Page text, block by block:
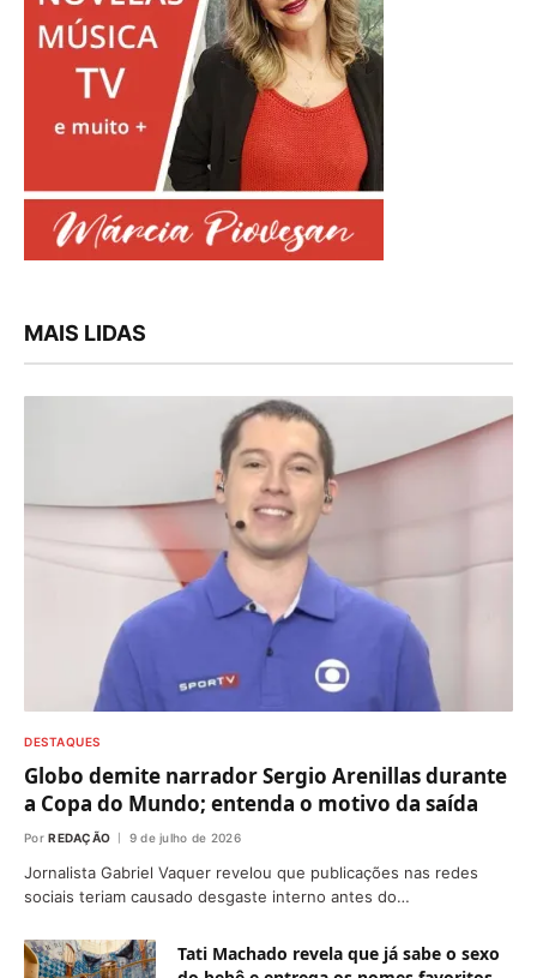
MAIS LIDAS
DESTAQUES
Globo demite narrador Sergio Arenillas durante
a Copa do Mundo; entenda o motivo da saída
Por REDAÇÃO 9 de julho de 2026
Jornalista Gabriel Vaquer revelou que publicações nas redes
sociais teriam causado desgaste interno antes do…
Tati Machado revela que já sabe o sexo